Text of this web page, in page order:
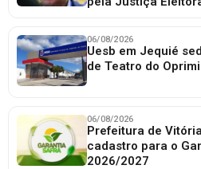
06/08/2026
Uesb em Jequié
de Teatro do
06/08/2026
Prefeitura de
cadastro para o
2026/2027